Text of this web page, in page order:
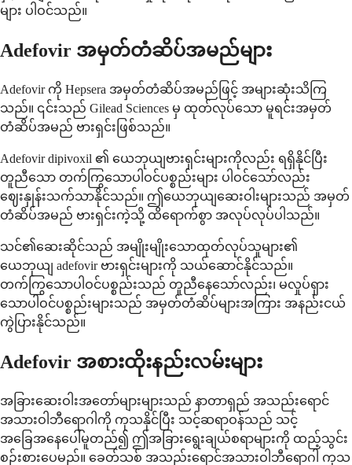
များ ပါဝင်သည်။
Adefovir အမှတ်တံဆိပ်အမည်များ
Adefovir ကို Hepsera အမှတ်တံဆိပ်အမည်ဖြင့် အများဆုံးသိကြ
သည်။ ၎င်းသည် Gilead Sciences မှ ထုတ်လုပ်သော မူရင်းအမှတ်
တံဆိပ်အမည် ဗားရှင်းဖြစ်သည်။
Adefovir dipivoxil ၏ ယေဘုယျဗားရှင်းများကိုလည်း ရရှိနိုင်ပြီး
တူညီသော တက်ကြွသောပါဝင်ပစ္စည်းများ ပါဝင်သော်လည်း
ဈေးနှုန်းသက်သာနိုင်သည်။ ဤယေဘုယျဆေးဝါးများသည် အမှတ်
တံဆိပ်အမည် ဗားရှင်းကဲ့သို့ ထိရောက်စွာ အလုပ်လုပ်ပါသည်။
သင်၏ဆေးဆိုင်သည် အမျိုးမျိုးသောထုတ်လုပ်သူများ၏
ယေဘုယျ adefovir ဗားရှင်းများကို သယ်ဆောင်နိုင်သည်။
တက်ကြွသောပါဝင်ပစ္စည်းသည် တူညီနေသော်လည်း၊ မလှုပ်ရှား
သောပါဝင်ပစ္စည်းများသည် အမှတ်တံဆိပ်များအကြား အနည်းငယ်
ကွဲပြားနိုင်သည်။
Adefovir အစားထိုးနည်းလမ်းများ
အခြားဆေးဝါးအတော်များများသည် နာတာရှည် အသည်းရောင်
အသားဝါဘီရောဂါကို ကုသနိုင်ပြီး သင့်ဆရာဝန်သည် သင့်
အခြေအနေပေါ်မူတည်၍ ဤအခြားရွေးချယ်စရာများကို ထည့်သွင်း
စဉ်းစားပေမည်။ ခေတ်သစ် အသည်းရောင်အသားဝါဘီရောဂါ ကုသ